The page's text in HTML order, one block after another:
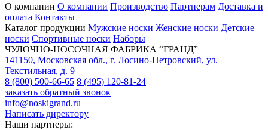
О компании О компании Производство Партнерам Доставка и
оплата Контакты
Каталог продукции Мужские носки Женские носки Детские
носки Спортивные носки Наборы
ЧУЛОЧНО-НОСОЧНАЯ ФАБРИКА “ГРАНД”
141150, Московская обл., г. Лосино-Петровский, ул.
Текстильная, д. 9
8 (800) 500-66-65 8 (495) 120-81-24
заказать обратный звонок
info@noskigrand.ru
Написать директору
Наши партнеры: